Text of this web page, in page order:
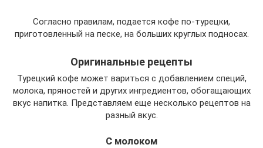
Согласно правилам, подается кофе по-турецки,
приготовленный на песке, на больших круглых подносах.
Оригинальные рецепты
Турецкий кофе может вариться с добавлением специй,
молока, пряностей и других ингредиентов, обогащающих
вкус напитка. Представляем еще несколько рецептов на
разный вкус.
С молоком